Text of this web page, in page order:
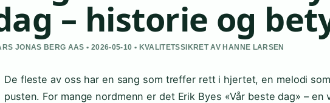
– historie og
JONAS BERG AAS • 2026-05-10 • KVALITETSSIKRET AV HANNE LARSEN
De fleste av oss har en sang som treffer rett i hjertet, en melodi
pusten. For mange nordmenn er det Erik Byes «Vår beste dag» –